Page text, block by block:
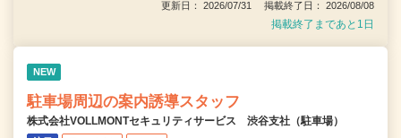
更新日： 2026/07/31 掲載終了日： 2026/08/08
掲載終了まであと1日
NEW
駐車場周辺の案内誘導スタッフ
株式会社VOLLMONTセキュリティサービス 渋谷支社（駐車場）